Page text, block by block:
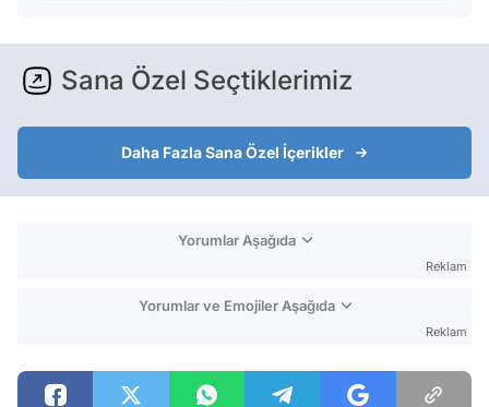
Sana Özel Seçtiklerimiz
Daha Fazla Sana Özel İçerikler
Yorumlar Aşağıda
Reklam
Yorumlar ve Emojiler Aşağıda
Reklam